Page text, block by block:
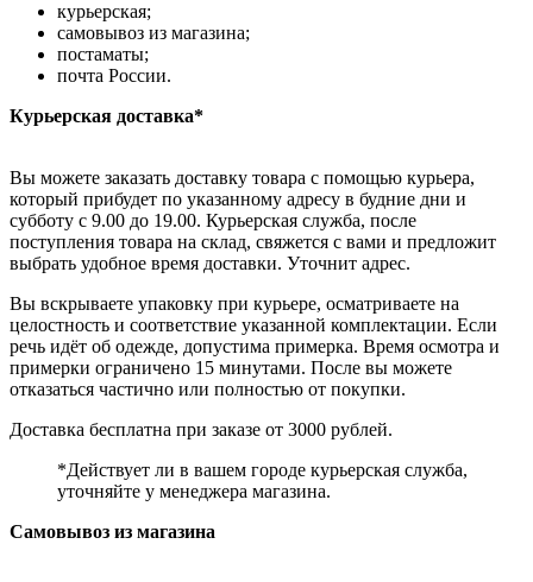
курьерская;
самовывоз из магазина;
постаматы;
почта России.
Курьерская доставка*
Вы можете заказать доставку товара с помощью курьера,
который прибудет по указанному адресу в будние дни и
субботу с 9.00 до 19.00. Курьерская служба, после
поступления товара на склад, свяжется с вами и предложит
выбрать удобное время доставки. Уточнит адрес.
Вы вскрываете упаковку при курьере, осматриваете на
целостность и соответствие указанной комплектации. Если
речь идёт об одежде, допустима примерка. Время осмотра и
примерки ограничено 15 минутами. После вы можете
отказаться частично или полностью от покупки.
Доставка бесплатна при заказе от 3000 рублей.
*Действует ли в вашем городе курьерская служба,
уточняйте у менеджера магазина.
Самовывоз из магазина